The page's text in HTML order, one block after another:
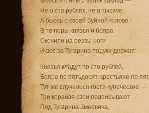
Не о ста рублях, не о тысяче,
А бьюсь о своей буйной голове.-
В те поры князья и бояра
Скочили на резвы ноги
И все за Тугарина поруки держат:
Князья кладут по сто рублей,
Бояре по пятьдесят, крестьяне по
Тут же случилися гости купеческие —
Три корабля свои подписывают
Под Тугарина Змеевича,